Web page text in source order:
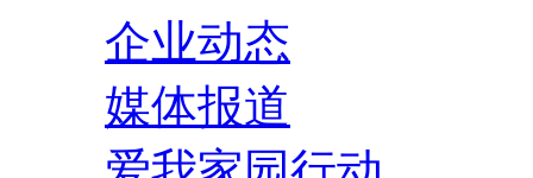
企业动态
媒体报道